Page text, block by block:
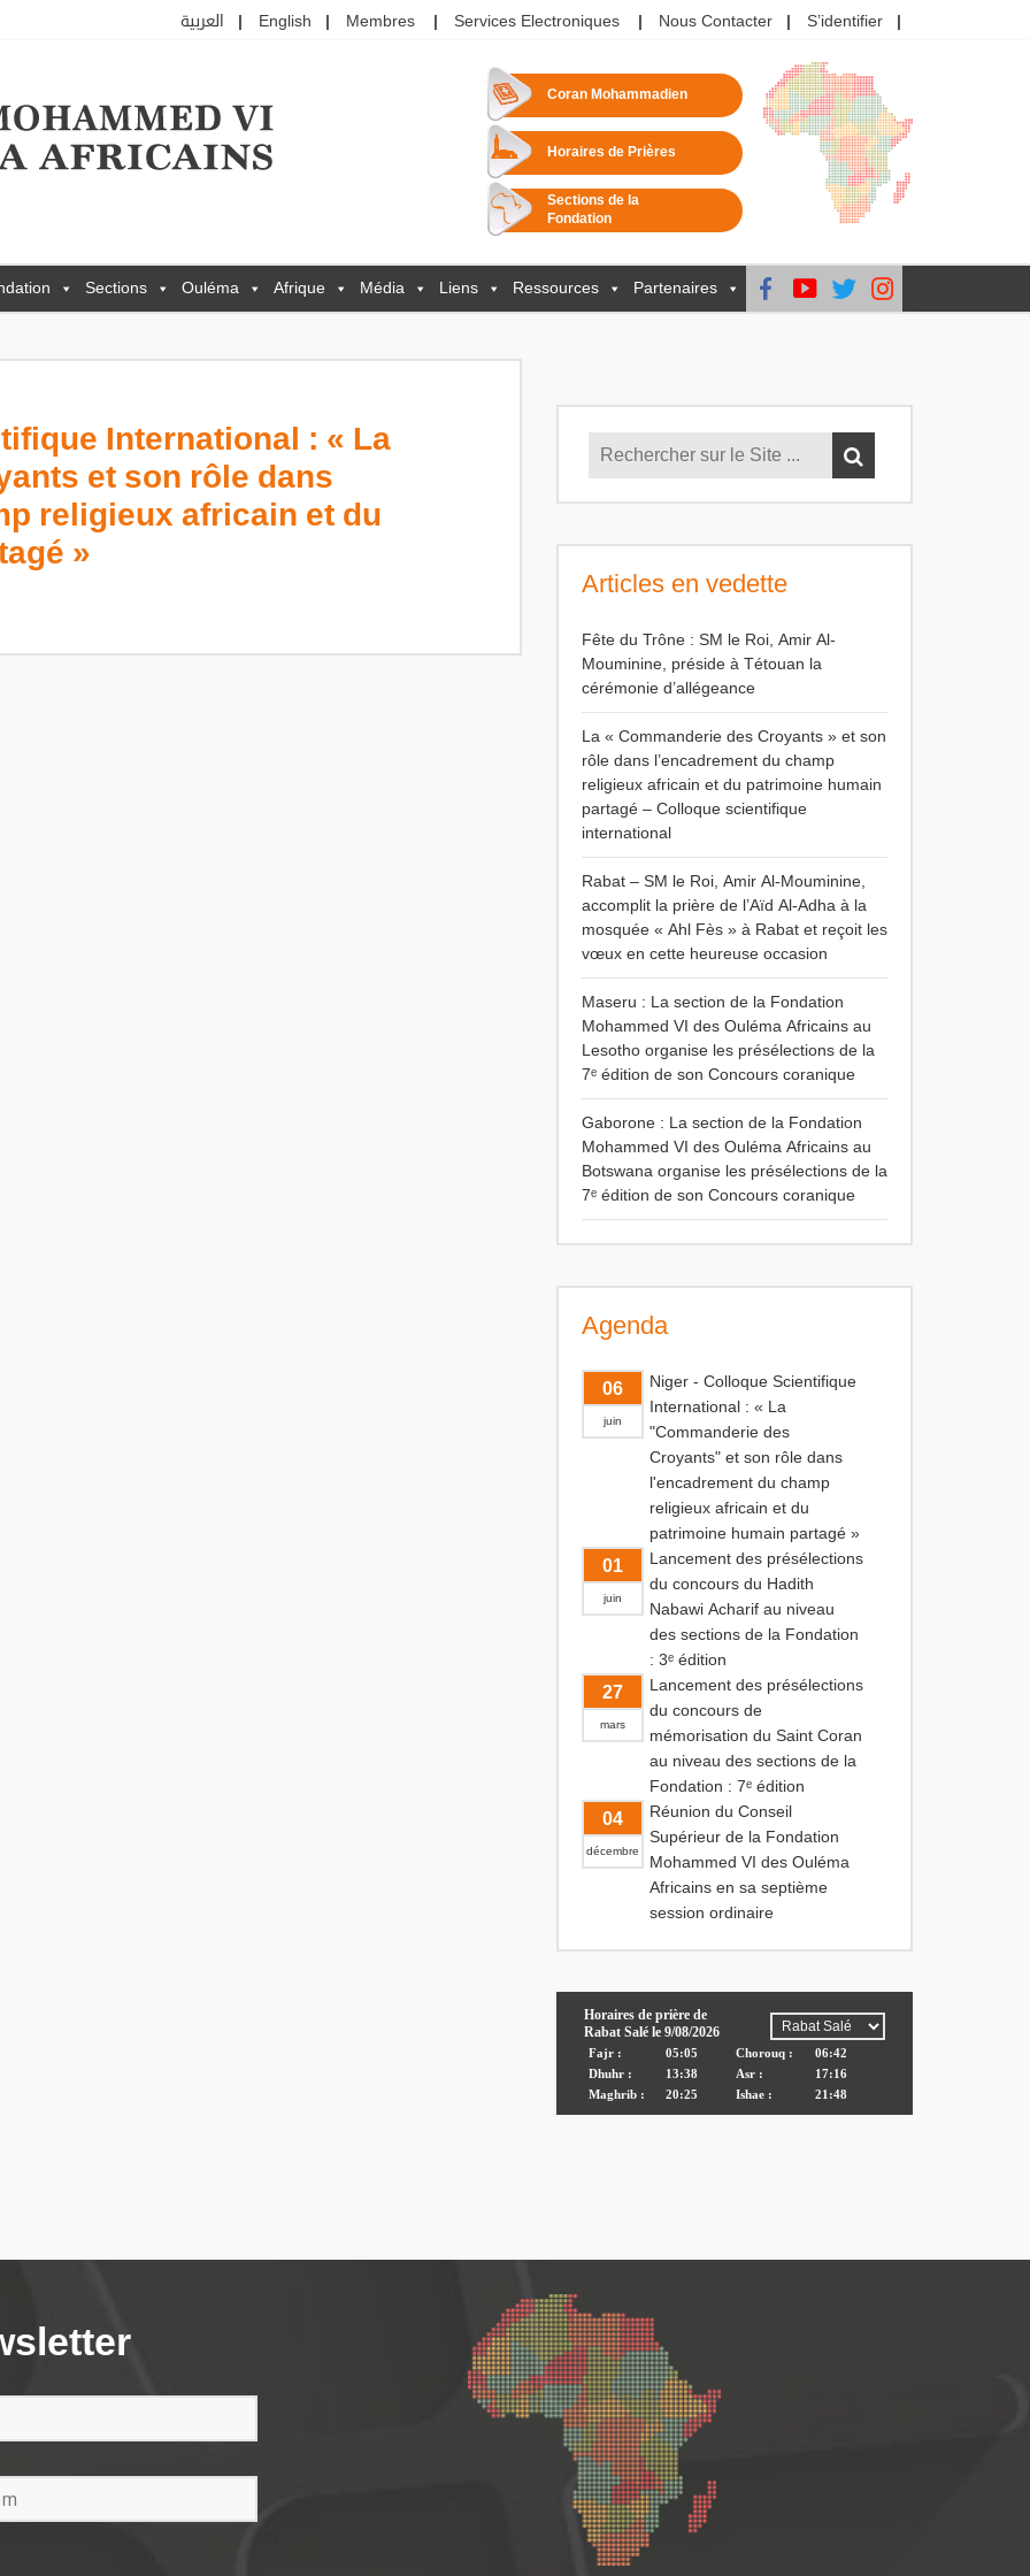
العربية English Membres Services Electroniques Nous Contacter S’identifier
Coran Mohammadien
Horaires de Prières
Sections de la
Fondation
Sections Ouléma Afrique Média Liens Ressources Partenaires
International : « La
et son rôle dans
religieux africain et du
»
Articles en vedette
Fête du Trône : SM le Roi, Amir Al-
Mouminine, préside à Tétouan la
cérémonie d’allégeance
La « Commanderie des Croyants » et son
rôle dans l’encadrement du champ
religieux africain et du patrimoine humain
partagé – Colloque scientifique
international
Rabat – SM le Roi, Amir Al-Mouminine,
accomplit la prière de l’Aïd Al-Adha à la
mosquée « Ahl Fès » à Rabat et reçoit les
vœux en cette heureuse occasion
Maseru : La section de la Fondation
Mohammed VI des Ouléma Africains au
Lesotho organise les présélections de la
7ᵉ édition de son Concours coranique
Gaborone : La section de la Fondation
Mohammed VI des Ouléma Africains au
Botswana organise les présélections de la
7ᵉ édition de son Concours coranique
Agenda
06
juin
Niger - Colloque Scientifique
International : « La
"Commanderie des
Croyants" et son rôle dans
l'encadrement du champ
religieux africain et du
patrimoine humain partagé »
01
juin
Lancement des présélections
du concours du Hadith
Nabawi Acharif au niveau
des sections de la Fondation
: 3ᵉ édition
27
mars
Lancement des présélections
du concours de
mémorisation du Saint Coran
au niveau des sections de la
Fondation : 7ᵉ édition
04
décembre
Réunion du Conseil
Supérieur de la Fondation
Mohammed VI des Ouléma
Africains en sa septième
session ordinaire